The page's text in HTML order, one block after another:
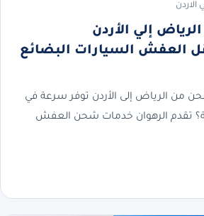
إلي الأردن
| نقل العفش السيارات البضائع
الرياض إلى الأردن توفر سرعة في
تقدم الرهوان خدمات شحن العفش